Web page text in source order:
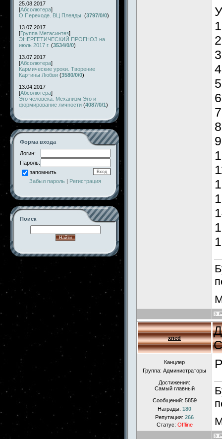
25.08.2017
[Абсолютера]
О Переходе. ВЦ Плеяды. (3797/0/0)
13.07.2017
[Группа Метасинтез]
ЭНЕРГЕТИЧЕСКИЙ ПРОГНОЗ на
июль 2017 г. (3534/0/0)
13.07.2017
[Абсолютера]
Кармические уроки. Творение
Картины Любви (3580/0/0)
13.04.2017
[Абсолютера]
Эго человека. Механизм Эго и
формирование личности (4087/0/1)
Форма входа
Логин:
Пароль:
запомнить
Забыл пароль | Регистрация
Поиск
xned
Канцлер
Группа: Администраторы
Достижения:
Самый главный
Сообщений: 5859
Награды: 180
Репутация: 266
Статус: Offline